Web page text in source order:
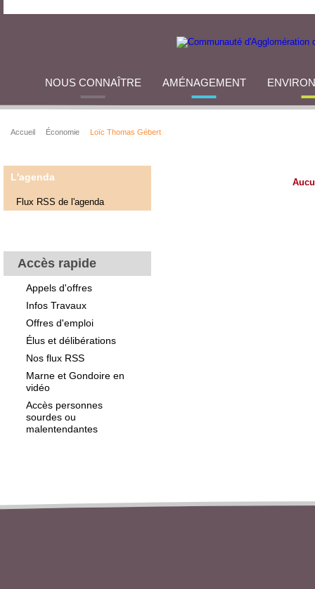
NOUS CONNAÎTRE AMÉNAGEMENT
Accueil Économie Loïc Thomas Gébert
L'agenda
Flux RSS de l'agenda
Accès rapide
Appels d'offres
Infos Travaux
Offres d'emploi
Élus et délibérations
Nos flux RSS
Marne et Gondoire en
vidéo
Accès personnes
sourdes ou
malentendantes